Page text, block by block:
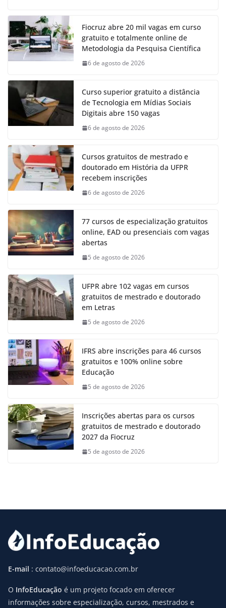
Fiocruz abre 20 mil vagas em curso
gratuito e totalmente online de
Metodologia da Pesquisa Científica
6 de agosto de 2026
Curso superior gratuito a distância
de Tecnologia em Mídias Sociais
Digitais abre 150 vagas
6 de agosto de 2026
Cursos gratuitos de mestrado e
doutorado em História da UFPR
recebem inscrições
6 de agosto de 2026
77 cursos de especialização gratuitos
online, EAD ou presenciais com vagas
abertas
5 de agosto de 2026
UFPR abre 102 vagas em cursos
gratuitos de mestrado e doutorado
em Letras
5 de agosto de 2026
IFRS abre inscrições para 46 cursos
gratuitos e 100% online sobre
Educação
5 de agosto de 2026
Inscrições abertas para os cursos
gratuitos de mestrado e doutorado
2027 da Fiocruz
5 de agosto de 2026
E-mail : contato@infoeducacao.com.br
O InfoEducação é um projeto focado em oferecer
informações sobre especialização, cursos, mestrados e